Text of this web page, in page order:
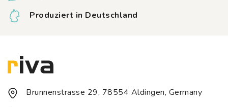
Produziert in Deutschland
Brunnenstrasse 29, 78554 Aldingen, Germany